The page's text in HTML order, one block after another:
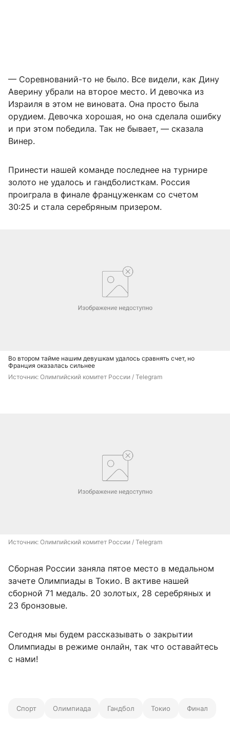
— Соревнований-то не было. Все видели, как Дину
Аверину убрали на второе место. И девочка из
Израиля в этом не виновата. Она просто была
орудием. Девочка хорошая, но она сделала ошибку
и при этом победила. Так не бывает, — сказала
Винер.
Принести нашей команде последнее на турнире
золото не удалось и гандболисткам. Россия
проиграла в финале француженкам со счетом
30:25 и стала серебряным призером.
Во втором тайме нашим девушкам удалось сравнять счет, но
Франция оказалась сильнее
Источник: Олимпийский комитет России / Telegram
Источник: Олимпийский комитет России / Telegram
Сборная России заняла пятое место в медальном
зачете Олимпиады в Токио. В активе нашей
сборной 71 медаль. 20 золотых, 28 серебряных и
23 бронзовые.
Сегодня мы будем рассказывать о закрытии
Олимпиады в режиме онлайн, так что оставайтесь
с нами!
Спорт Олимпиада Гандбол Токио Финал